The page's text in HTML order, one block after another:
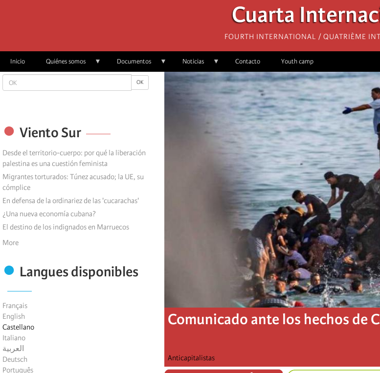
Cuarta
Fourth International / Quatrième
Inicio Quiénes somos Documentos Noticias Contacto Youth camp
OK OK
Viento Sur
Desde el territorio-cuerpo: por qué la liberación
palestina es una cuestión feminista
Migrantes torturados: Túnez acusado; la UE, su
cómplice
En defensa de la ordinariez de las 'cucarachas'
¿Una nueva economía cubana?
El destino de los indignados en Marruecos
More
Langues disponibles
Français
English
Castellano
Italiano
العربية
Deutsch
Português
Comunicado ante los hechos de
Anticapitalistas